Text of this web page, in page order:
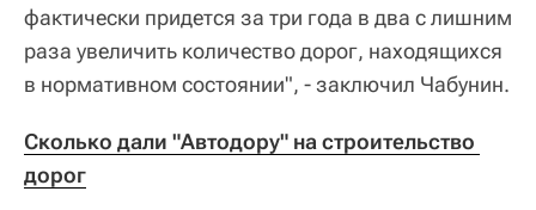
фактически придется за три года в два с лишним
раза увеличить количество дорог, находящихся
в нормативном состоянии", - заключил Чабунин.
Сколько дали "Автодору" на строительство
дорог